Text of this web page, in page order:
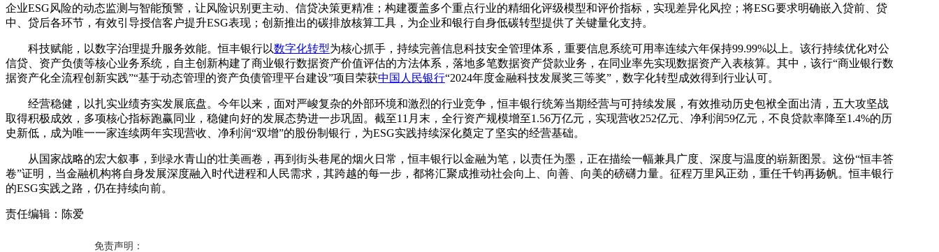
企业ESG风险的动态监测与智能预警，让风险识别更主动、信贷决策更精准；构建覆盖多个重点行业的精细化评级模型和评价指标，实现差异化风控；将ESG要求明确嵌入贷前、贷
中、贷后各环节，有效引导授信客户提升ESG表现；创新推出的碳排放核算工具，为企业和银行自身低碳转型提供了关键量化支持。
科技赋能，以数字治理提升服务效能。恒丰银行以数字化转型为核心抓手，持续完善信息科技安全管理体系，重要信息系统可用率连续六年保持99.99%以上。该行持续优化对公
信贷、资产负债等核心业务系统，自主创新构建了商业银行数据资产价值评估的方法体系，落地多笔数据资产贷款业务，在同业率先实现数据资产入表核算。其中，该行“商业银行数
据资产化全流程创新实践”“基于动态管理的资产负债管理平台建设”项目荣获中国人民银行“2024年度金融科技发展奖三等奖”，数字化转型成效得到行业认可。
经营稳健，以扎实业绩夯实发展底盘。今年以来，面对严峻复杂的外部环境和激烈的行业竞争，恒丰银行统筹当期经营与可持续发展，有效推动历史包袱全面出清，五大攻坚战
取得积极成效，多项核心指标跑赢同业，稳健向好的发展态势进一步巩固。截至11月末，全行资产规模增至1.56万亿元，实现营收252亿元、净利润59亿元，不良贷款率降至1.4%的历
史新低，成为唯一一家连续两年实现营收、净利润“双增”的股份制银行，为ESG实践持续深化奠定了坚实的经营基础。
从国家战略的宏大叙事，到绿水青山的壮美画卷，再到街头巷尾的烟火日常，恒丰银行以金融为笔，以责任为墨，正在描绘一幅兼具广度、深度与温度的崭新图景。这份“恒丰答
卷”证明，当金融机构将自身发展深度融入时代进程和人民需求，其跨越的每一步，都将汇聚成推动社会向上、向善、向美的磅礴力量。征程万里风正劲，重任千钧再扬帆。恒丰银行
的ESG实践之路，仍在持续向前。
责任编辑：陈爱
免责声明：